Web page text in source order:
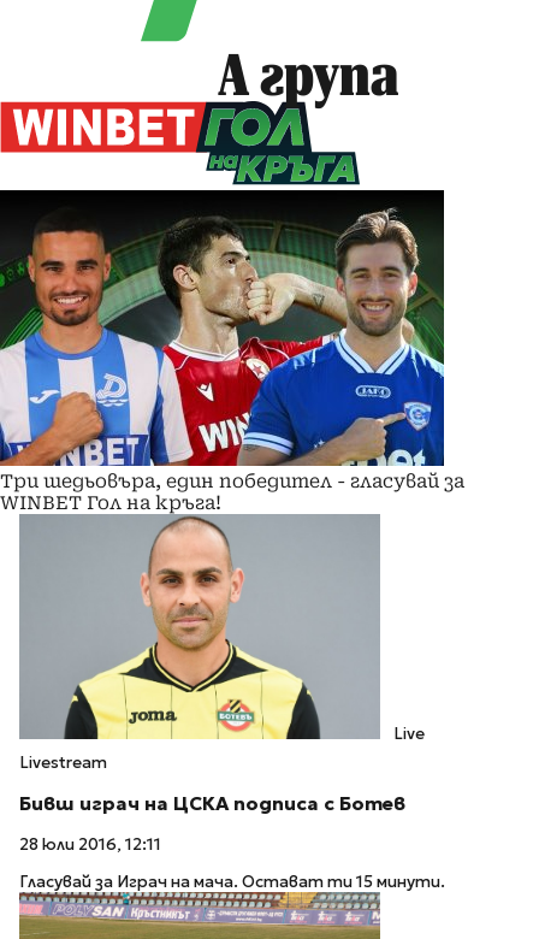
А група
Три шедьовъра, един победител - гласувай за
WINBET Гол на кръга!
Live
Livestream
Бивш играч на ЦСКА подписа с Ботев
28 юли 2016, 12:11
Гласувай за Играч на мача. Остават ти 15 минути.